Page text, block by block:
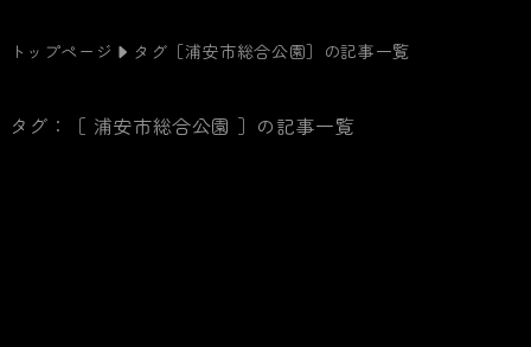
トップページ タグ［浦安市総合公園］の記事一覧
タグ：［ 浦安市総合公園 ］の記事一覧